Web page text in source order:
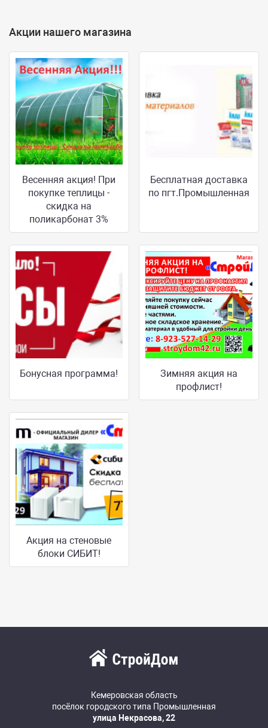
Акции нашего магазина
Весенняя акция! При
покупке теплицы -
скидка на
поликарбонат 3%
Бесплатная доставка
по пгт.Промышленная
Бонусная программа!
Зимняя акция на
профлист!
Акция на стеновые
блоки СИБИТ!
Кемеровская область
посёлок городского типа Промышленная
улица Некрасова, 22